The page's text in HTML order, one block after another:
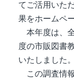
てご活用いた
果をホームペ
本年度は、
度の市販図書
いたしました。
この調査情